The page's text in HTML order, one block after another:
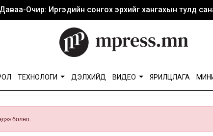
Очир: Иргэдийн сонгох эрхийг хангахын тулд
ТЕХНОЛОГИ ДЭЛХИЙД ВИДЕО ЯРИЛЦЛАГА
болно.